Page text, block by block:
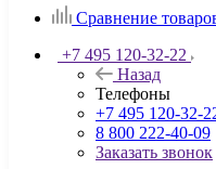
Сравнение
+7 495 120-32-22
Назад
Телефоны
+7 495 120-32-
8 800 222-40-09
Заказать звонок